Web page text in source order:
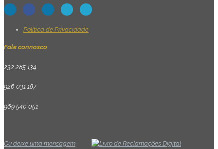
Política de Privacidade
Fale connosco
232 285 134
926 031 187
969 540 051
Ou deixe uma mensagem